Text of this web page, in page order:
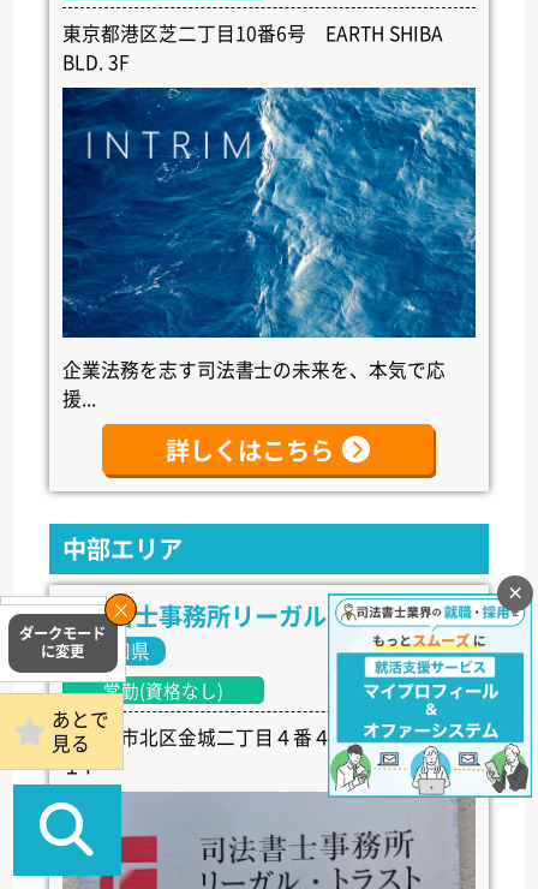
東京都港区芝二丁目10番6号 EARTH SHIBA
BLD. 3F
企業法務を志す司法書士の未来を、本気で応
援...
詳しくはこちら
中部エリア
司法書士事務所リーガル・トラスト
愛知県
常勤(資格なし)
名古屋市北区金城二丁目４番４号 ペルテ金城
１Ｆ
×
あとで
見る
掲載事務所
ログイン